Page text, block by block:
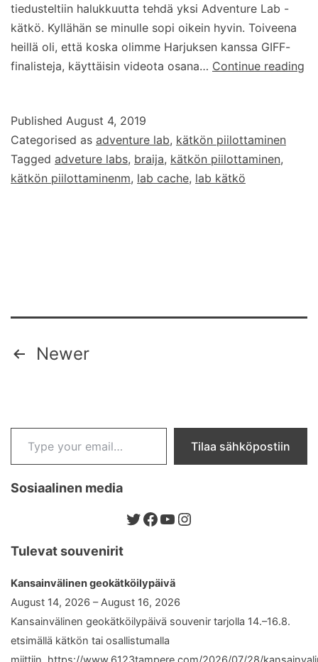
tiedusteltiin halukkuutta tehdä yksi Adventure Lab -
kätkö. Kyllähän se minulle sopi oikein hyvin. Toiveena
heillä oli, että koska olimme Harjuksen kanssa GIFF-
finalisteja, käyttäisin videota osana… Continue reading
Published August 4, 2019
Categorised as adventure lab, kätkön piilottaminen
Tagged adveture labs, braija, kätkön piilottaminen,
kätkön piilottaminenm, lab cache, lab kätkö
Posts
Newer
Type your email…
Tilaa sähköpostiin
Sosiaalinen media
Twitter
Facebook
YouTube
Instagram
Tulevat souvenirit
Kansainvälinen geokätköilypäivä
August 14, 2026 – August 16, 2026
Kansainvälinen geokätköilypäivä souvenir tarjolla 14.–16.8.
etsimällä kätkön tai osallistumalla